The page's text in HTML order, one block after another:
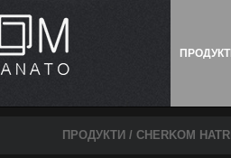
ПРОДУКТИ / CHERKOM